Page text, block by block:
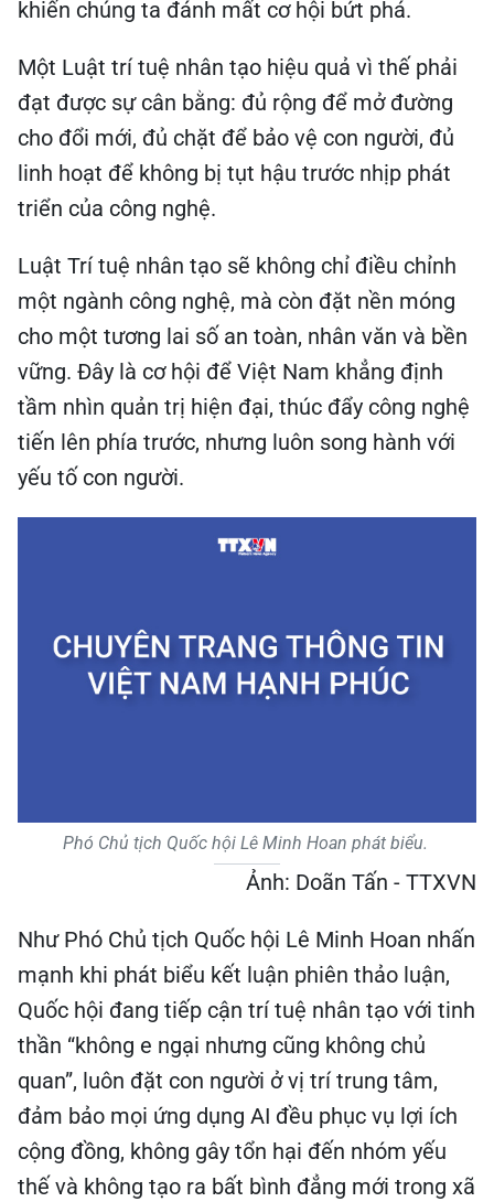
khiến chúng ta đánh mất cơ hội bứt phá.
Một Luật trí tuệ nhân tạo hiệu quả vì thế phải
đạt được sự cân bằng: đủ rộng để mở đường
cho đổi mới, đủ chặt để bảo vệ con người, đủ
linh hoạt để không bị tụt hậu trước nhịp phát
triển của công nghệ.
Luật Trí tuệ nhân tạo sẽ không chỉ điều chỉnh
một ngành công nghệ, mà còn đặt nền móng
cho một tương lai số an toàn, nhân văn và bền
vững. Đây là cơ hội để Việt Nam khẳng định
tầm nhìn quản trị hiện đại, thúc đẩy công nghệ
tiến lên phía trước, nhưng luôn song hành với
yếu tố con người.
Phó Chủ tịch Quốc hội Lê Minh Hoan phát biểu.
Ảnh: Doãn Tấn - TTXVN
Như Phó Chủ tịch Quốc hội Lê Minh Hoan nhấn
mạnh khi phát biểu kết luận phiên thảo luận,
Quốc hội đang tiếp cận trí tuệ nhân tạo với tinh
thần “không e ngại nhưng cũng không chủ
quan”, luôn đặt con người ở vị trí trung tâm,
đảm bảo mọi ứng dụng AI đều phục vụ lợi ích
cộng đồng, không gây tổn hại đến nhóm yếu
thế và không tạo ra bất bình đẳng mới trong xã